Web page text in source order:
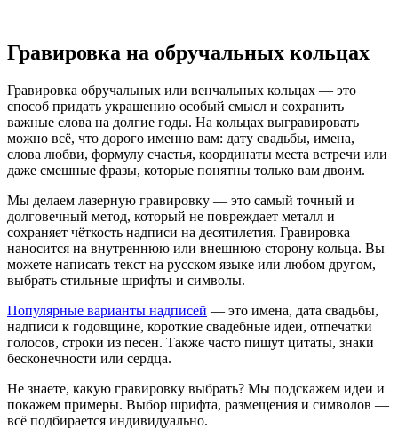
Гравировка на обручальных кольцах
Гравировка обручальных или венчальных кольцах — это
способ придать украшению особый смысл и сохранить
важные слова на долгие годы. На кольцах выгравировать
можно всё, что дорого именно вам: дату свадьбы, имена,
слова любви, формулу счастья, координаты места встречи или
даже смешные фразы, которые понятны только вам двоим.
Мы делаем лазерную гравировку — это самый точный и
долговечный метод, который не повреждает металл и
сохраняет чёткость надписи на десятилетия. Гравировка
наносится на внутреннюю или внешнюю сторону кольца. Вы
можете написать текст на русском языке или любом другом,
выбрать стильные шрифты и символы.
Популярные варианты надписей — это имена, дата свадьбы,
надписи к годовщине, короткие свадебные идеи, отпечатки
голосов, строки из песен. Также часто пишут цитаты, знаки
бесконечности или сердца.
Не знаете, какую гравировку выбрать? Мы подскажем идеи и
покажем примеры. Выбор шрифта, размещения и символов —
всё подбирается индивидуально.